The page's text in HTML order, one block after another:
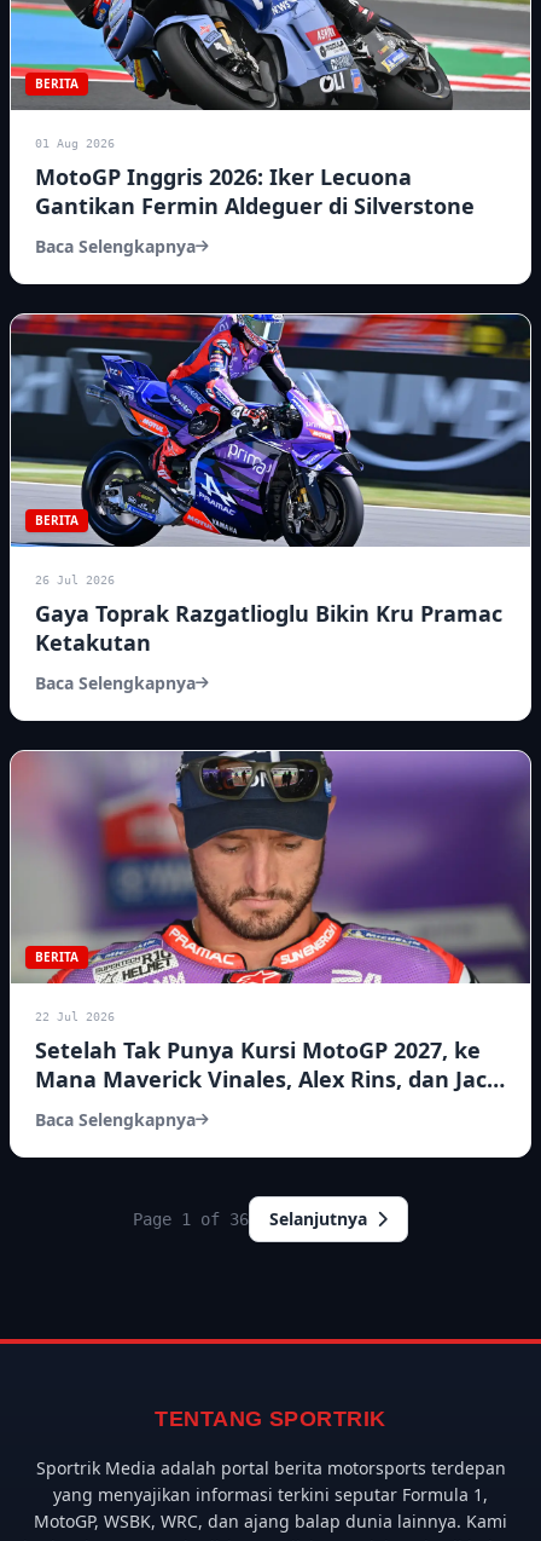
BERITA
01 Aug 2026
MotoGP Inggris 2026: Iker Lecuona
Gantikan Fermin Aldeguer di Silverstone
Baca Selengkapnya
BERITA
26 Jul 2026
Gaya Toprak Razgatlioglu Bikin Kru Pramac
Ketakutan
Baca Selengkapnya
BERITA
22 Jul 2026
Setelah Tak Punya Kursi MotoGP 2027, ke
Mana Maverick Vinales, Alex Rins, dan Jack
Miller?
Baca Selengkapnya
Page 1 of 36 Selanjutnya
TENTANG SPORTRIK
Sportrik Media adalah portal berita motorsports terdepan
yang menyajikan informasi terkini seputar Formula 1,
MotoGP, WSBK, WRC, dan ajang balap dunia lainnya. Kami